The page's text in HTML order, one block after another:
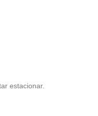
estacionar.